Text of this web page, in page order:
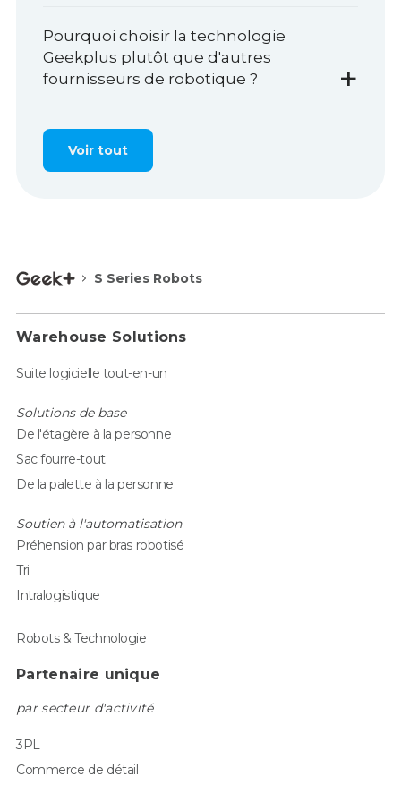
Pourquoi choisir la technologie
Geekplus plutôt que d'autres
fournisseurs de robotique ?
+
Voir tout
S Series Robots
Warehouse Solutions
Suite logicielle tout-en-un
Solutions de base
De l'étagère à la personne
Sac fourre-tout
De la palette à la personne
Soutien à l'automatisation
Préhension par bras robotisé
Tri
Intralogistique
Robots & Technologie
Partenaire unique
par secteur d'activité
3PL
Commerce de détail